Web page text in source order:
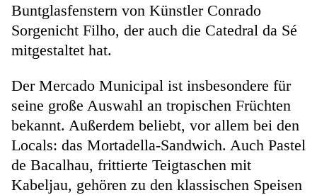
Buntglasfenstern von Künstler Conrado
Sorgenicht Filho, der auch die Catedral da Sé
mitgestaltet hat.
Der Mercado Municipal ist insbesondere für
seine große Auswahl an tropischen Früchten
bekannt. Außerdem beliebt, vor allem bei den
Locals: das Mortadella-Sandwich. Auch Pastel
de Bacalhau, frittierte Teigtaschen mit
Kabeljau, gehören zu den klassischen Speisen